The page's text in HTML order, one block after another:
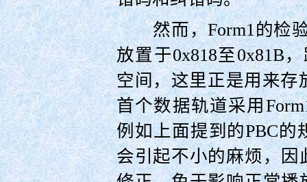
然而，Form1的检验
放置于0x818至0x81B
空间，这里正是用来存
首个数据轨道采用
例如上面提到的PBC
会引起不小的麻烦，